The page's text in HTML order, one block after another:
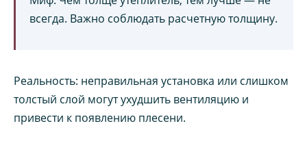
всегда. Важно соблюдать расчетную толщину.
Реальность: неправильная установка или слишком
толстый слой могут ухудшить вентиляцию и
привести к появлению плесени.